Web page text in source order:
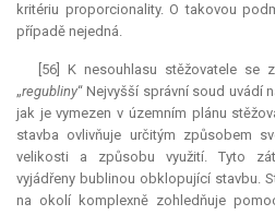
kritériu proporcionality. O takovou
případě nejedná.
[56] K nesouhlasu stěžovatele se
„regubliny“ Nejvyšší správní soud uvádí
jak je vymezen v územním plánu
stavba ovlivňuje určitým způsobem
velikosti a způsobu využití. Tyto
vyjádřeny bublinou obklopující stavbu.
na okolí komplexně zohledňuje